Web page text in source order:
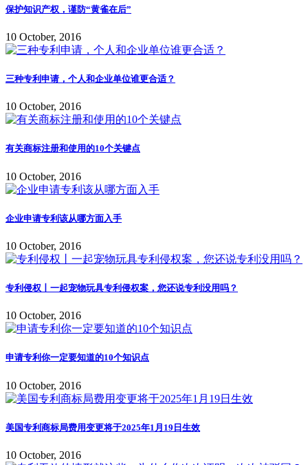
保护知识产权，谨防“黄雀在后”
10 October, 2016
三种专利申请，个人和企业单位谁更合适？
10 October, 2016
有关商标注册和使用的10个关键点
10 October, 2016
企业申请专利该从哪方面入手
10 October, 2016
专利侵权丨一起宠物玩具专利侵权案，您还说专利没用吗？
10 October, 2016
申请专利你一定要知道的10个知识点
10 October, 2016
美国专利商标局费用变更将于2025年1月19日生效
10 October, 2016